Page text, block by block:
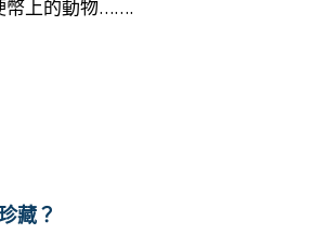
幣上的動物…….
藏？